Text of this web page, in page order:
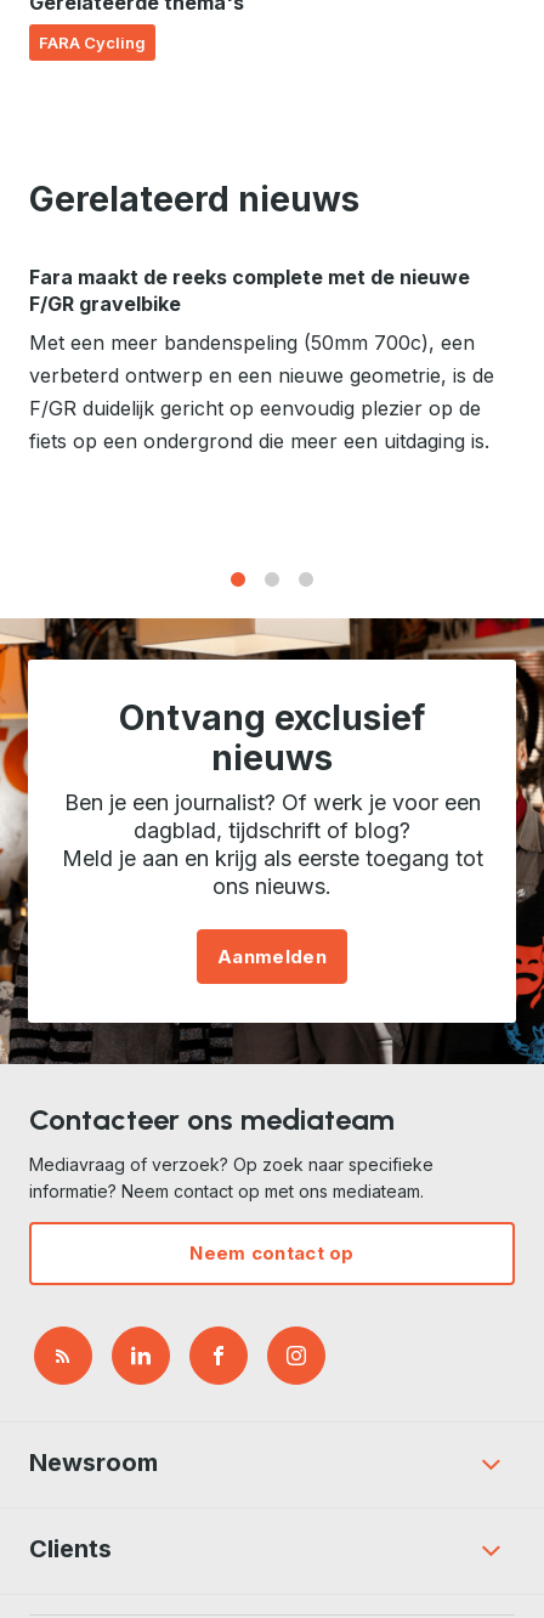
FARA Cycling
Gerelateerd nieuws
Fara maakt de reeks complete met de nieuwe
F/GR gravelbike
Met een meer bandenspeling (50mm 700c), een
verbeterd ontwerp en een nieuwe geometrie, is de
F/GR duidelijk gericht op eenvoudig plezier op de
fiets op een ondergrond die meer een uitdaging is.
Ontvang exclusief
nieuws
Ben je een journalist? Of werk je voor een
dagblad, tijdschrift of blog?
Meld je aan en krijg als eerste toegang tot
ons nieuws.
Aanmelden
Contacteer ons mediateam
Mediavraag of verzoek? Op zoek naar specifieke
informatie? Neem contact op met ons mediateam.
Neem contact op
Newsroom
Clients